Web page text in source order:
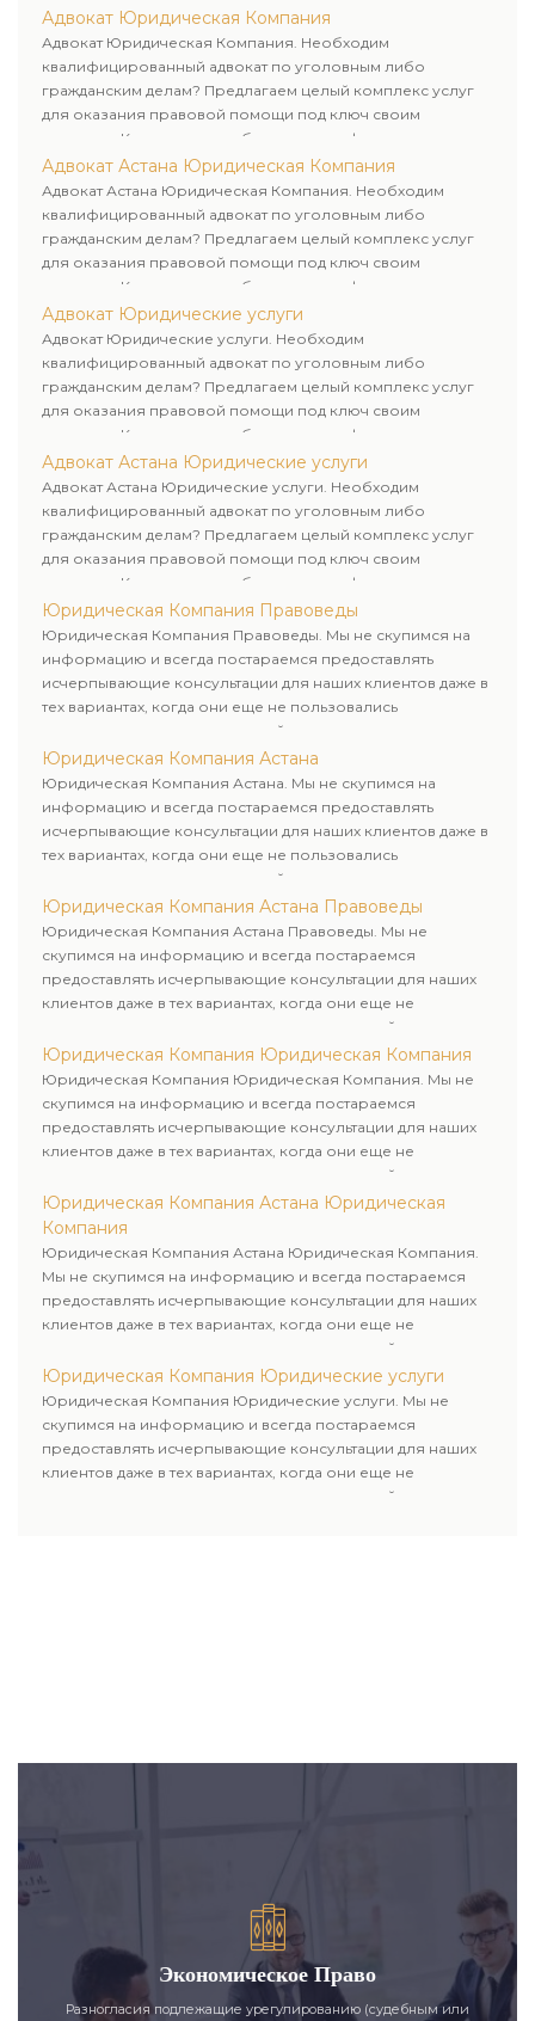
юридических лиц. Индивидуальный подход к каждому
клиенту.
Адвокат Юридическая Компания
Адвокат Юридическая Компания. Необходим
квалифицированный адвокат по уголовным либо
гражданским делам? Предлагаем целый комплекс услуг
для оказания правовой помощи под ключ своим
клиентам. Комплексное обслуживание физических и
юридических лиц. Индивидуальный подход к каждому
клиенту.
Адвокат Астана Юридическая Компания
Адвокат Астана Юридическая Компания. Необходим
квалифицированный адвокат по уголовным либо
гражданским делам? Предлагаем целый комплекс услуг
для оказания правовой помощи под ключ своим
клиентам. Комплексное обслуживание физических и
юридических лиц. Индивидуальный подход к каждому
клиенту.
Адвокат Юридические услуги
Адвокат Юридические услуги. Необходим
квалифицированный адвокат по уголовным либо
гражданским делам? Предлагаем целый комплекс услуг
для оказания правовой помощи под ключ своим
клиентам. Комплексное обслуживание физических и
юридических лиц. Индивидуальный подход к каждому
клиенту.
Адвокат Астана Юридические услуги
Адвокат Астана Юридические услуги. Необходим
квалифицированный адвокат по уголовным либо
гражданским делам? Предлагаем целый комплекс услуг
для оказания правовой помощи под ключ своим
клиентам. Комплексное обслуживание физических и
юридических лиц. Индивидуальный подход к каждому
клиенту.
Юридическая Компания Правоведы
Юридическая Компания Правоведы. Мы не скупимся на
информацию и всегда постараемся предоставлять
исчерпывающие консультации для наших клиентов даже в
тех вариантах, когда они еще не пользовались
юридическими услугами нашей компании.
Юридическая Компания Астана
Юридическая Компания Астана. Мы не скупимся на
информацию и всегда постараемся предоставлять
исчерпывающие консультации для наших клиентов даже в
тех вариантах, когда они еще не пользовались
юридическими услугами нашей компании.
Юридическая Компания Астана Правоведы
Юридическая Компания Астана Правоведы. Мы не
скупимся на информацию и всегда постараемся
предоставлять исчерпывающие консультации для наших
клиентов даже в тех вариантах, когда они еще не
пользовались юридическими услугами нашей компании.
Юридическая Компания Юридическая Компания
Юридическая Компания Юридическая Компания. Мы не
скупимся на информацию и всегда постараемся
предоставлять исчерпывающие консультации для наших
клиентов даже в тех вариантах, когда они еще не
пользовались юридическими услугами нашей компании.
Юридическая Компания Астана Юридическая
Компания
Юридическая Компания Астана Юридическая Компания.
Мы не скупимся на информацию и всегда постараемся
предоставлять исчерпывающие консультации для наших
клиентов даже в тех вариантах, когда они еще не
пользовались юридическими услугами нашей компании.
Юридическая Компания Юридические услуги
Юридическая Компания Юридические услуги. Мы не
скупимся на информацию и всегда постараемся
предоставлять исчерпывающие консультации для наших
клиентов даже в тех вариантах, когда они еще не
пользовались юридическими услугами нашей компании.
Экономическое Право
Разногласия подлежащие урегулированию (судебным или